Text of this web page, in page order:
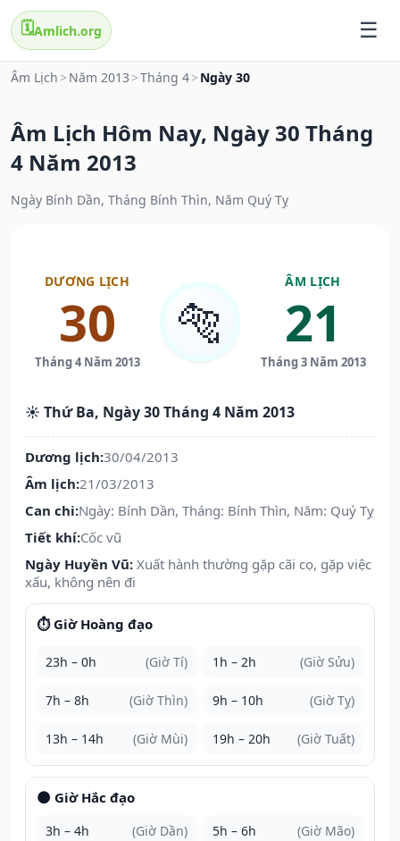
🗓️Amlich.org
Âm Lịch > Năm 2013 >Tháng 4> Ngày 30
Âm Lịch Hôm Nay, Ngày 30 Tháng
4 Năm 2013
Ngày Bính Dần, Tháng Bính Thìn, Năm Quý Tỵ
DƯƠNG LỊCH
30
Tháng 4 Năm 2013
🐅
ÂM LỊCH
21
Tháng 3 Năm 2013
☀️ Thứ Ba, Ngày 30 Tháng 4 Năm 2013
Dương lịch:30/04/2013
Âm lịch:21/03/2013
Can chi:Ngày: Bính Dần, Tháng: Bính Thìn, Năm: Quý Tỵ
Tiết khí:Cốc vũ
Ngày Huyền Vũ: Xuất hành thường gặp cãi cọ, gặp việc
xấu, không nên đi
⏱️ Giờ Hoàng đạo
23h – 0h (Giờ Tí) 1h – 2h (Giờ Sửu)
7h – 8h (Giờ Thìn) 9h – 10h (Giờ Tỵ)
13h – 14h (Giờ Mùi) 19h – 20h (Giờ Tuất)
🌑 Giờ Hắc đạo
3h – 4h (Giờ Dần) 5h – 6h (Giờ Mão)